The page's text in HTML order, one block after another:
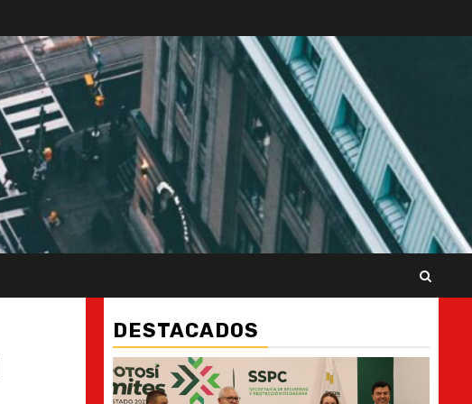
DESTACADOS